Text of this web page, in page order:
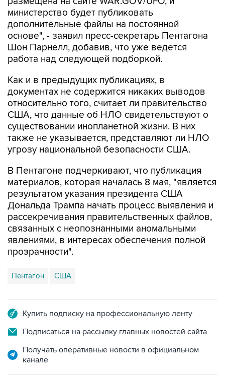
дополнительные файлы на постоянной
основе", - заявил пресс-секретарь Пентагона
Шон Парнелл, добавив, что уже ведется
работа над следующей подборкой.
Как и в предыдущих публикациях, в
относительно того, считает ли правительство
США, что данные об НЛО свидетельствуют о
существовании инопланетной жизни. В них
также не указывается, представляют ли НЛО
угрозу национальной безопасности США.
В Пентагоне подчеркивают, что публикация
результатом указания президента США
Дональда Трампа начать процесс выявления и
рассекречивания правительственных файлов,
связанных с неопознанными аномальными
явлениями, в интересах обеспечения полной
прозрачности".
Пентагон США
Подписаться на рассылку главных новостей сайта
Получать оперативные новости в официальном